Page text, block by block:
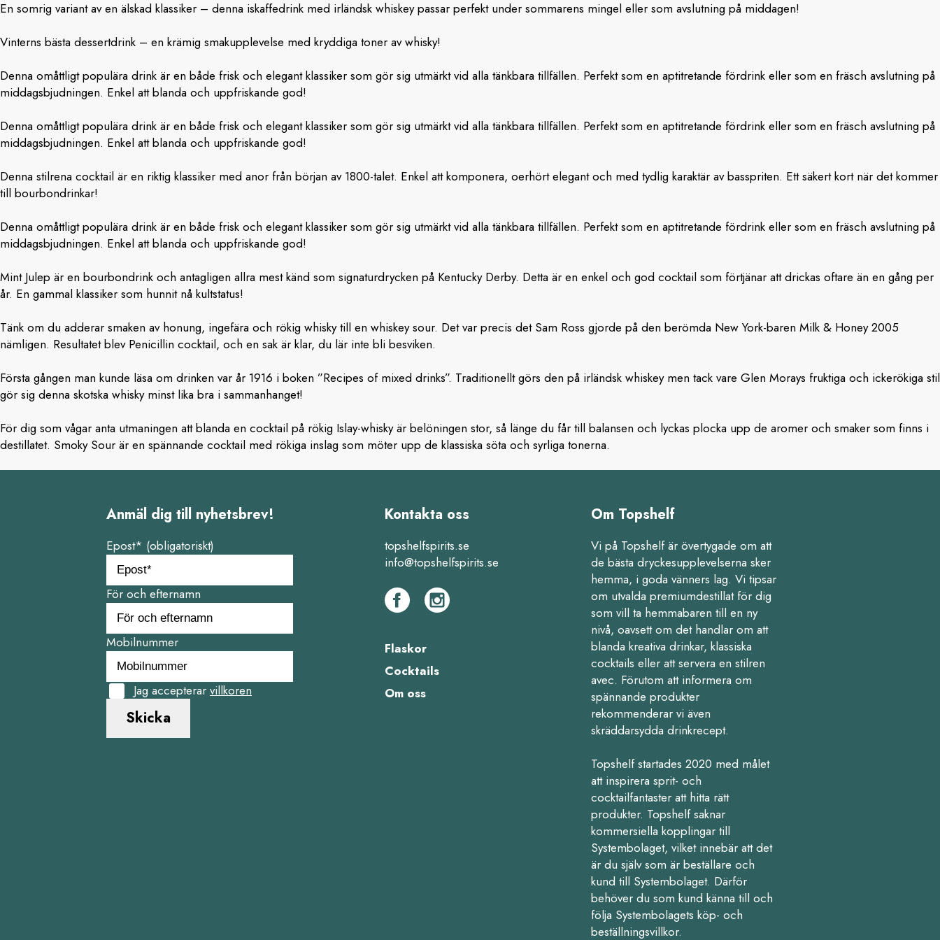
En somrig variant av en älskad klassiker – denna iskaffedrink med irländsk whiskey passar perfekt under sommarens mingel eller som avslutning på middagen!
Vinterns bästa dessertdrink – en krämig smakupplevelse med kryddiga toner av whisky!
Denna omåttligt populära drink är en både frisk och elegant klassiker som gör sig utmärkt vid alla tänkbara tillfällen. Perfekt som en aptitretande fördrink eller som en fräsch avslutning på
middagsbjudningen. Enkel att blanda och uppfriskande god!
Denna omåttligt populära drink är en både frisk och elegant klassiker som gör sig utmärkt vid alla tänkbara tillfällen. Perfekt som en aptitretande fördrink eller som en fräsch avslutning på
middagsbjudningen. Enkel att blanda och uppfriskande god!
Denna stilrena cocktail är en riktig klassiker med anor från början av 1800-talet. Enkel att komponera, oerhört elegant och med tydlig karaktär av basspriten. Ett säkert kort när det kommer
till bourbondrinkar!
Denna omåttligt populära drink är en både frisk och elegant klassiker som gör sig utmärkt vid alla tänkbara tillfällen. Perfekt som en aptitretande fördrink eller som en fräsch avslutning på
middagsbjudningen. Enkel att blanda och uppfriskande god!
Mint Julep är en bourbondrink och antagligen allra mest känd som signaturdrycken på Kentucky Derby. Detta är en enkel och god cocktail som förtjänar att drickas oftare än en gång per
år. En gammal klassiker som hunnit nå kultstatus!
Tänk om du adderar smaken av honung, ingefära och rökig whisky till en whiskey sour. Det var precis det Sam Ross gjorde på den berömda New York-baren Milk & Honey 2005
nämligen. Resultatet blev Penicillin cocktail, och en sak är klar, du lär inte bli besviken.
Första gången man kunde läsa om drinken var år 1916 i boken ”Recipes of mixed drinks”. Traditionellt görs den på irländsk whiskey men tack vare Glen Morays fruktiga och ickerökiga stil
gör sig denna skotska whisky minst lika bra i sammanhanget!
För dig som vågar anta utmaningen att blanda en cocktail på rökig Islay-whisky är belöningen stor, så länge du får till balansen och lyckas plocka upp de aromer och smaker som finns i
destillatet. Smoky Sour är en spännande cocktail med rökiga inslag som möter upp de klassiska söta och syrliga tonerna.
Anmäl dig till nyhetsbrev!
Epost* (obligatoriskt)
För och efternamn
Mobilnummer
Jag accepterar villkoren
Skicka
Kontakta oss
topshelfspirits.se
info@topshelfspirits.se
Flaskor
Cocktails
Om oss
Om Topshelf
Vi på Topshelf är övertygade om att
de bästa dryckesupplevelserna sker
hemma, i goda vänners lag. Vi tipsar
om utvalda premiumdestillat för dig
som vill ta hemmabaren till en ny
nivå, oavsett om det handlar om att
blanda kreativa drinkar, klassiska
cocktails eller att servera en stilren
avec. Förutom att informera om
spännande produkter
rekommenderar vi även
skräddarsydda drinkrecept.
Topshelf startades 2020 med målet
att inspirera sprit- och
cocktailfantaster att hitta rätt
produkter. Topshelf saknar
kommersiella kopplingar till
Systembolaget, vilket innebär att det
är du själv som är beställare och
kund till Systembolaget. Därför
behöver du som kund känna till och
följa Systembolagets köp- och
beställningsvillkor.